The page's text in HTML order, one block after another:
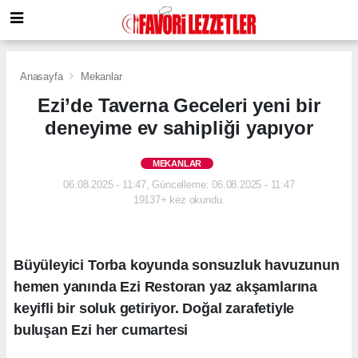
Anasayfa Mekanlar
Ezi’de Taverna Geceleri yeni bir
deneyime ev sahipliği yapıyor
MEKANLAR
06.08.2025 - 11:47, Güncelleme: 06.08.2025 - 11:47
19137+ kez okundu.
Büyüleyici Torba koyunda sonsuzluk havuzunun
hemen yanında Ezi Restoran yaz akşamlarına
keyifli bir soluk getiriyor. Doğal zarafetiyle
buluşan Ezi her cumartesi